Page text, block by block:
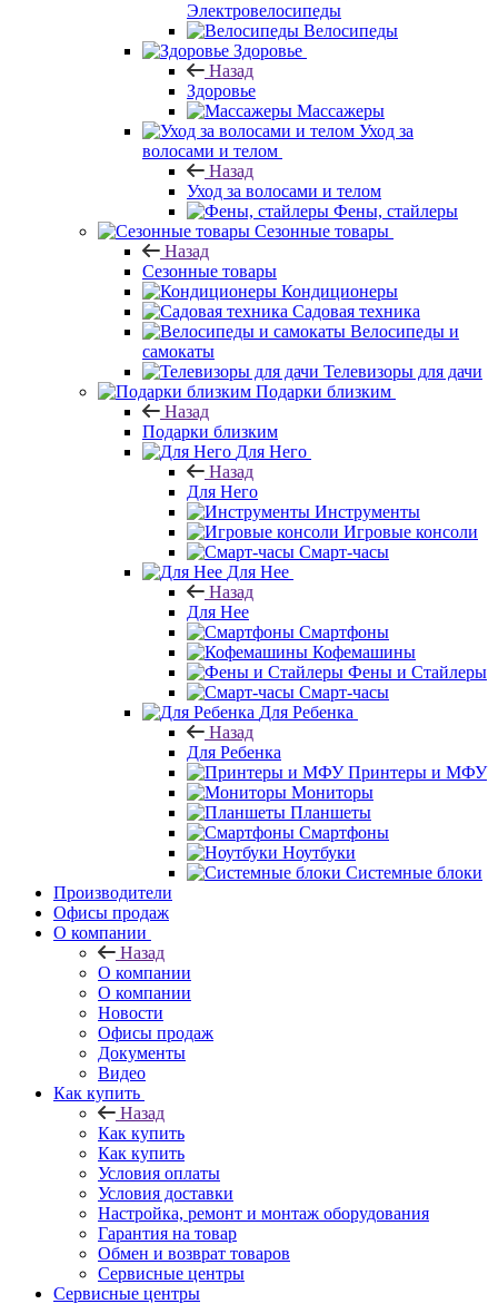
Электровелосипеды
Велосипеды
Здоровье
Назад
Здоровье
Массажеры
Уход за
волосами и телом
Назад
Уход за волосами и телом
Фены, стайлеры
Сезонные товары
Назад
Сезонные товары
Кондиционеры
Садовая техника
Велосипеды и
самокаты
Телевизоры для дачи
Подарки близким
Назад
Подарки близким
Для Него
Назад
Для Него
Инструменты
Игровые консоли
Смарт-часы
Для Нее
Назад
Для Нее
Смартфоны
Кофемашины
Фены и Стайлеры
Смарт-часы
Для Ребенка
Назад
Для Ребенка
Принтеры и МФУ
Мониторы
Планшеты
Смартфоны
Ноутбуки
Системные блоки
Производители
Офисы продаж
О компании
Назад
О компании
О компании
Новости
Офисы продаж
Документы
Видео
Как купить
Назад
Как купить
Как купить
Условия оплаты
Условия доставки
Настройка, ремонт и монтаж оборудования
Гарантия на товар
Обмен и возврат товаров
Сервисные центры
Сервисные центры